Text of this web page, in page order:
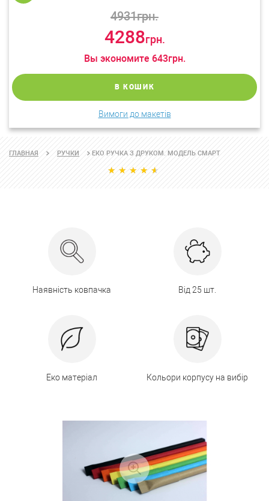
4931грн.
4288грн.
Вы экономите 643грн.
В КОШИК
Вимоги до макетів
ГЛАВНАЯ РУЧКИ ЕКО РУЧКА З ДРУКОМ. МОДЕЛЬ СМАРТ
Наявність ковпачка Від 25 шт.
Еко матеріал Кольори корпусу на вибір